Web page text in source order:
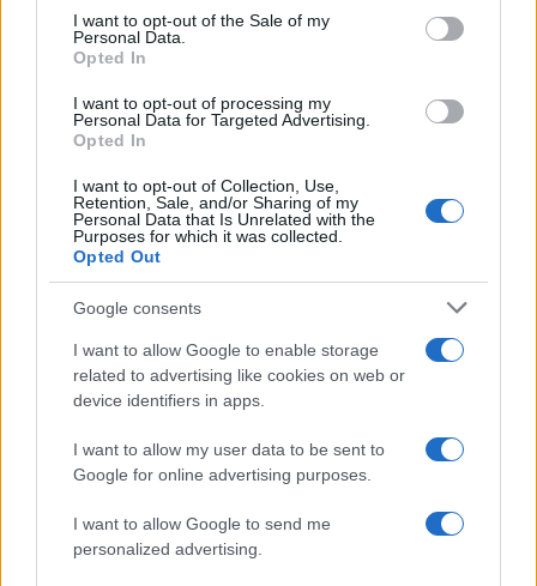
consent section.
I want to opt-out of the Sale of my
Personal Data.
Opted In
I want to opt-out of processing my
Personal Data for Targeted Advertising.
Opted In
I want to opt-out of Collection, Use,
Retention, Sale, and/or Sharing of my
Personal Data that Is Unrelated with the
Purposes for which it was collected.
Opted Out
Google consents
I want to allow Google to enable storage
related to advertising like cookies on web or
device identifiers in apps.
I want to allow my user data to be sent to
Google for online advertising purposes.
I want to allow Google to send me
personalized advertising.
Petrolio in calo: Brent a 91,82$, ribassi a due cifre per greggio
Andrea Innocenti · 5 Ago 2026
QUOTAZIONI CRYPTO
Nome
Eureka Bridged PAX
Gold (Terra
$4,187.30
Kinza Babylon Staked
(KBTC)